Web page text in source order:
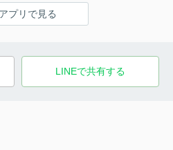
プリで見る
LINEで共有する